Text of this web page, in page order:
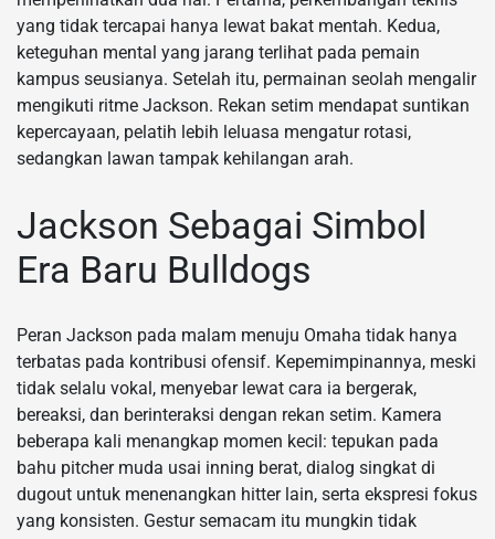
yang tidak tercapai hanya lewat bakat mentah. Kedua,
keteguhan mental yang jarang terlihat pada pemain
kampus seusianya. Setelah itu, permainan seolah mengalir
mengikuti ritme Jackson. Rekan setim mendapat suntikan
kepercayaan, pelatih lebih leluasa mengatur rotasi,
sedangkan lawan tampak kehilangan arah.
Jackson Sebagai Simbol
Era Baru Bulldogs
Peran Jackson pada malam menuju Omaha tidak hanya
terbatas pada kontribusi ofensif. Kepemimpinannya, meski
tidak selalu vokal, menyebar lewat cara ia bergerak,
bereaksi, dan berinteraksi dengan rekan setim. Kamera
beberapa kali menangkap momen kecil: tepukan pada
bahu pitcher muda usai inning berat, dialog singkat di
dugout untuk menenangkan hitter lain, serta ekspresi fokus
yang konsisten. Gestur semacam itu mungkin tidak